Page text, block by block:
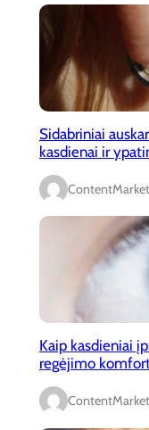
Sidabriniai
kasdienai ir
Kaip kasdieniai
regėjimo